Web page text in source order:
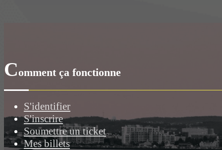
Comment ça fonctionne
S'identifier
S'inscrire
Soumettre un ticket
Mes billets